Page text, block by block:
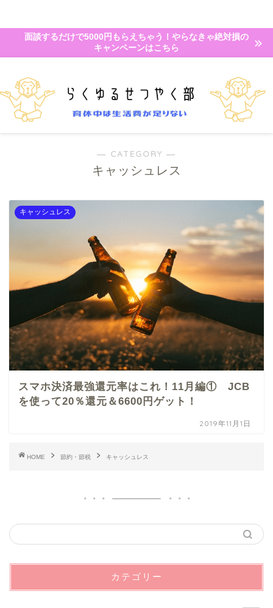
面談するだけで5000円もらえちゃう！やらなきゃ絶対損の
キャンペーンはこちら
― CATEGORY ―
キャッシュレス
キャッシュレス
スマホ決済最強還元率はこれ！11月編① JCB
を使って20％還元＆6600円ゲット！
2019年11月1日
HOME 節約・節税 キャッシュレス
カテゴリー